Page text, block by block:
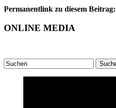
Permanentlink zu diesem Beitrag:
ONLINE MEDIA